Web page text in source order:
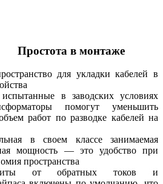
Простота в монтаже
для укладки кабелей в
в заводских условиях
помогут уменьшить
работ по разводке кабелей на
в своем классе занимаемая
мощность — это удобство при
пространства
от обратных токов и